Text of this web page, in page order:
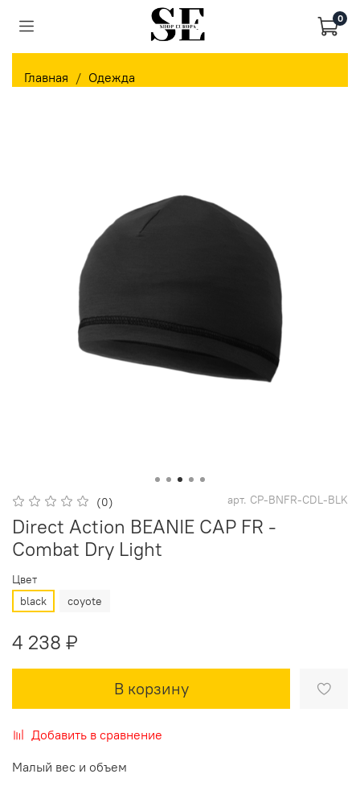
0
Главная Одежда
(0) арт. CP-BNFR-CDL-BLK
Direct Action BEANIE CAP FR -
Combat Dry Light
Цвет
black
coyote
4 238 ₽
В корзину
Добавить в сравнение
Малый вес и объем